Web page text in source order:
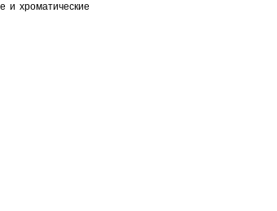
и хроматические